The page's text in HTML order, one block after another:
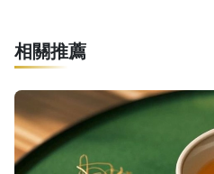
相關推薦